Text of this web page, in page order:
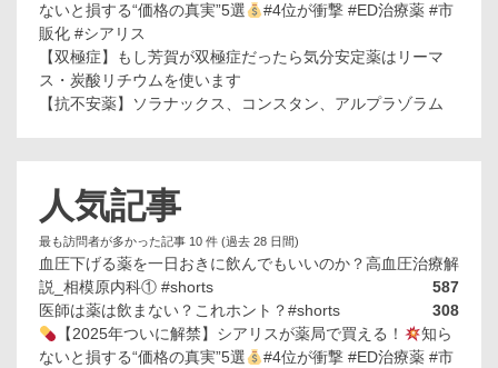
ないと損する“価格の真実”5選
#4位が衝撃 #ED治療薬 #市
販化 #シアリス
【双極症】もし芳賀が双極症だったら気分安定薬はリーマ
ス・炭酸リチウムを使います
【抗不安薬】ソラナックス、コンスタン、アルプラゾラム
人気記事
最も訪問者が多かった記事 10 件 (過去 28 日間)
血圧下げる薬を一日おきに飲んでもいいのか？高血圧治療解
説_相模原内科① #shorts
587
医師は薬は飲まない？これホント？#shorts
308
【2025年ついに解禁】シアリスが薬局で買える！
知ら
ないと損する“価格の真実”5選
#4位が衝撃 #ED治療薬 #市